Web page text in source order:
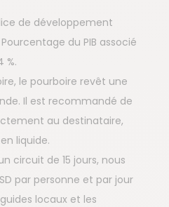
de développement
du PIB associé
%.
le pourboire revêt une
Il est recommandé de
au destinataire,
liquide.
circuit de 15 jours, nous
par personne et par jour
locaux et les